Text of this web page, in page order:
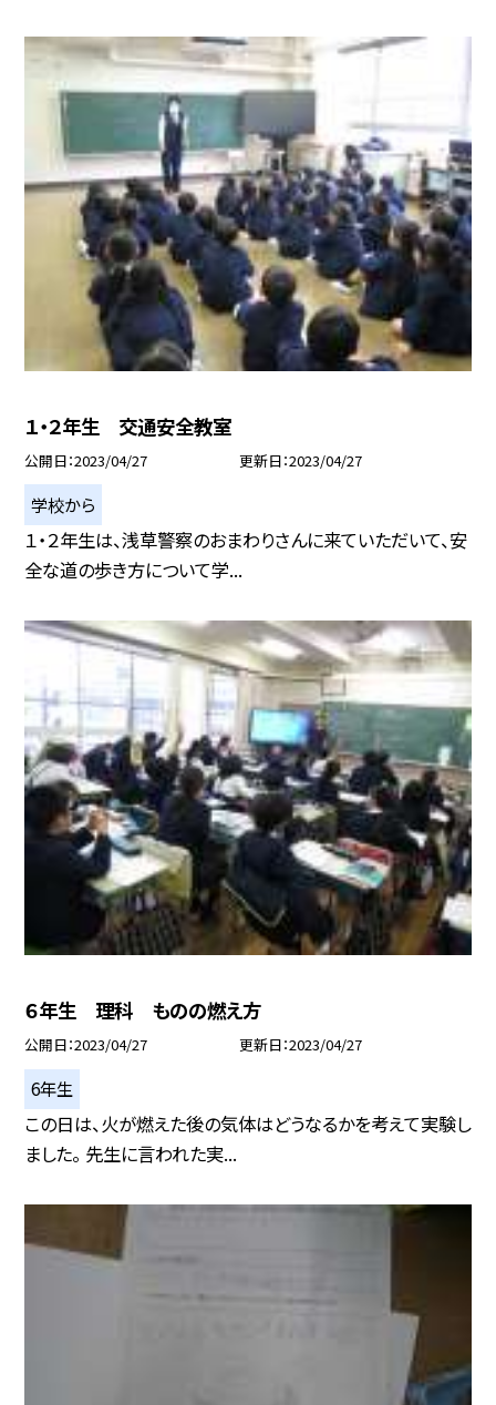
１・２年生 交通安全教室
公開日 2023/04/27 更新日 2023/04/27
学校から
１・２年生は、浅草警察のおまわりさんに来ていただいて、安
全な道の歩き方について学...
６年生 理科 ものの燃え方
公開日 2023/04/27 更新日 2023/04/27
6年生
この日は、火が燃えた後の気体はどうなるかを考えて実験し
ました。 先生に言われた実...